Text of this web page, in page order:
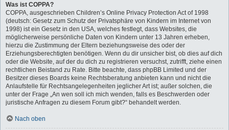
Was ist COPPA?
COPPA, ausgeschrieben Children’s Online Privacy Protection Act of 1998
(deutsch: Gesetz zum Schutz der Privatsphäre von Kindern im Internet von
1998) ist ein Gesetz in den USA, welches festlegt, dass Websites, die
möglicherweise persönliche Daten von Kindern unter 13 Jahren erheben,
hierzu die Zustimmung der Eltern beziehungsweise des oder der
Erziehungsberechtigten benötigen. Wenn du dir unsicher bist, ob dies auf dich
oder die Website, auf der du dich zu registrieren versuchst, zutrifft, ziehe einen
rechtlichen Beistand zu Rate. Bitte beachte, dass phpBB Limited und der
Besitzer dieses Boards keine Rechtsberatung anbieten kann und nicht die
Anlaufstelle für Rechtsangelegenheiten jeglicher Art ist; außer solchen, die
unter der Frage „An wen soll ich mich wenden, falls es Beschwerden oder
juristische Anfragen zu diesem Forum gibt?“ behandelt werden.
Nach oben